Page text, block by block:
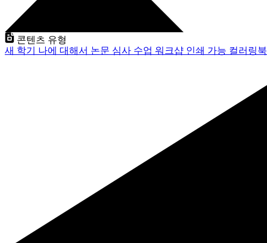
콘텐츠 유형
새 학기 나에 대해서 논문 심사 수업 워크샵 인쇄 가능 컬러링북